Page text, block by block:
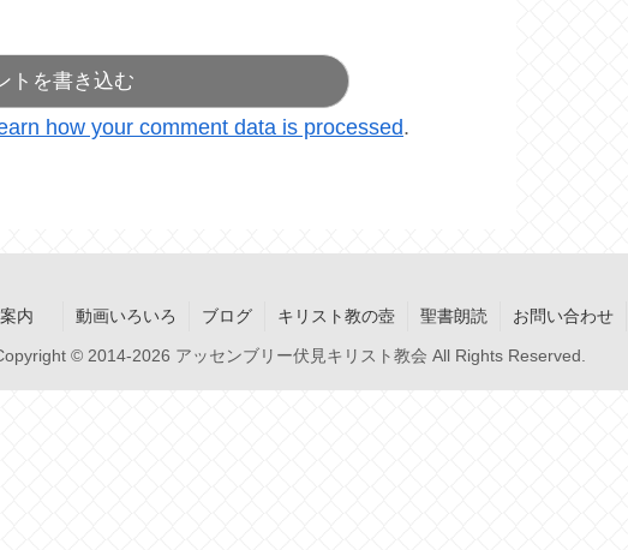
トを書き込む
how your comment data is processed.
内 動画いろいろ ブログ キリスト教の壺 聖書朗読 お問い合わせ
© 2014-2026 アッセンブリー伏見キリスト教会 All Rights Reserved.